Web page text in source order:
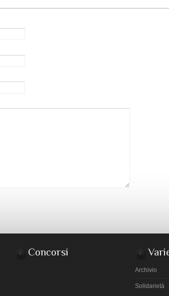
Concorsi
Archivio
Solidarietà